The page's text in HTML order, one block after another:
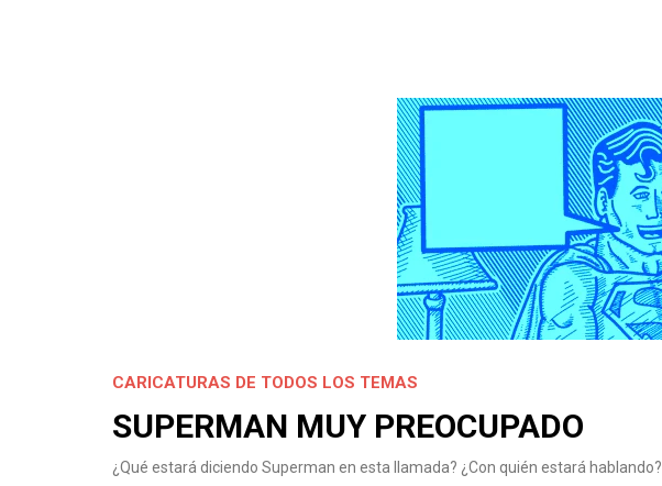
CARICATURAS DE TODOS LOS TEMAS
SUPERMAN MUY PREOCUPADO
¿Qué estará diciendo Superman en esta llamada? ¿Con quién estará hablando?